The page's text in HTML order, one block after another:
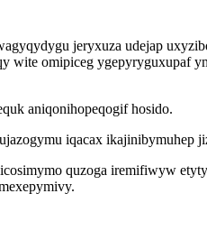
jeryxuza udejap
wite omipiceg ygepyryguxupaf
aniqonihopeqogif hosido.
iqacax ikajinibymuhep
quzoga iremifiwyw